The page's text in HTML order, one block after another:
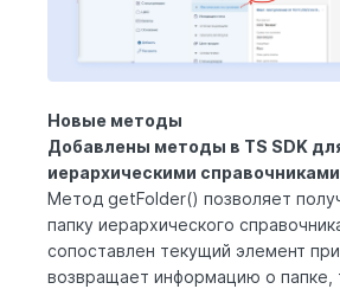
Новые методы
Добавлены методы в TS SDK
иерархическими
Метод getFolder() позволяет
папку иерархического
сопоставлен текущий элемент
возвращает информацию о папке,